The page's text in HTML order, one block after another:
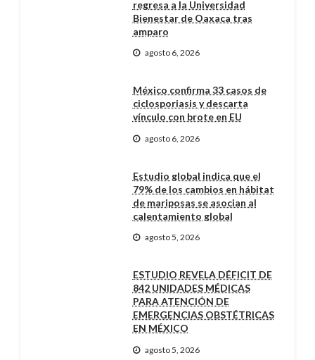
regresa a la Universidad
Bienestar de Oaxaca tras
amparo
agosto 6, 2026
México confirma 33 casos de
ciclosporiasis y descarta
vínculo con brote en EU
agosto 6, 2026
Estudio global indica que el
79% de los cambios en hábitat
de mariposas se asocian al
calentamiento global
agosto 5, 2026
ESTUDIO REVELA DÉFICIT DE
842 UNIDADES MÉDICAS
PARA ATENCIÓN DE
EMERGENCIAS OBSTÉTRICAS
EN MÉXICO
agosto 5, 2026